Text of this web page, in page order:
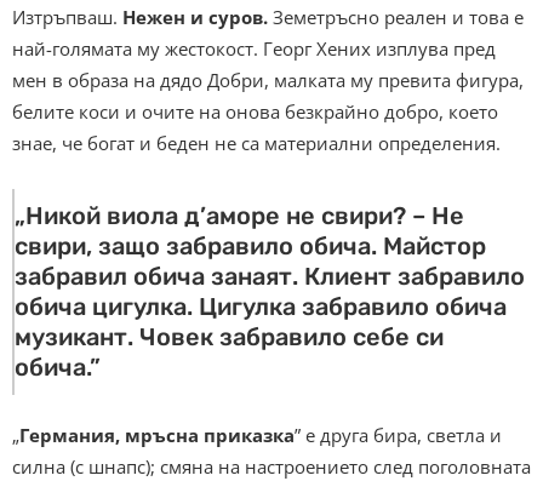
Изтръпваш. Нежен и суров. Земетръсно реален и това е
най-голямата му жестокост. Георг Хених изплува пред
мен в образа на дядо Добри, малката му превита фигура,
белите коси и очите на онова безкрайно добро, което
знае, че богат и беден не са материални определения.
„Никой виола д’аморе не свири? – Не
свири, защо забравило обича. Майстор
забравил обича занаят. Клиент забравило
обича цигулка. Цигулка забравило обича
музикант. Човек забравило себе си
обича.”
„Германия, мръсна приказка” е друга бира, светла и
силна (с шнапс); смяна на настроението след поголовната